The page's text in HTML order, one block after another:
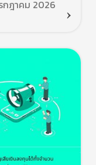
กฎาคม 2026